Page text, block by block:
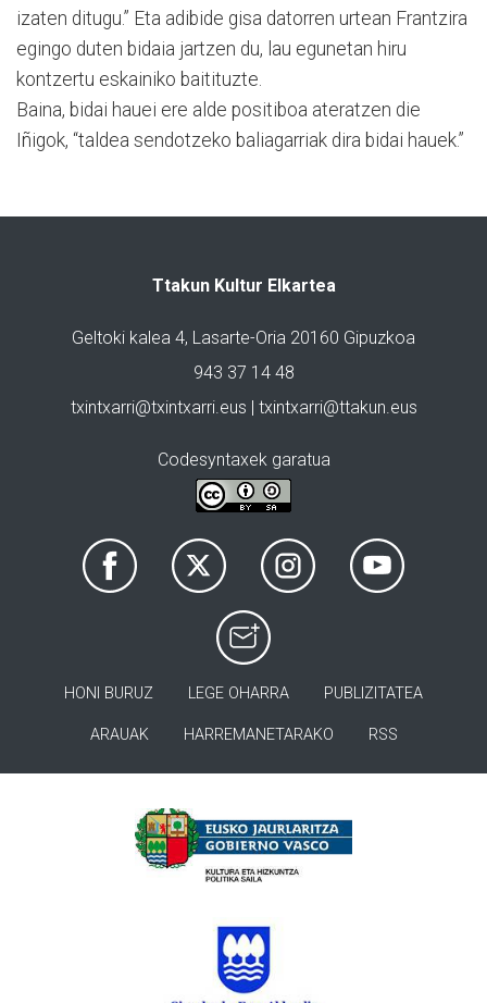
izaten ditugu.” Eta adibide gisa datorren urtean Frantzira
egingo duten bidaia jartzen du, lau egunetan hiru
kontzertu eskainiko baitituzte.
Baina, bidai hauei ere alde positiboa ateratzen die
Iñigok, “taldea sendotzeko baliagarriak dira bidai hauek.”
Ttakun Kultur Elkartea
Geltoki kalea 4, Lasarte-Oria 20160 Gipuzkoa
943 37 14 48
txintxarri@txintxarri.eus | txintxarri@ttakun.eus
Codesyntaxek garatua
HONI BURUZ LEGE OHARRA PUBLIZITATEA
ARAUAK HARREMANETARAKO RSS